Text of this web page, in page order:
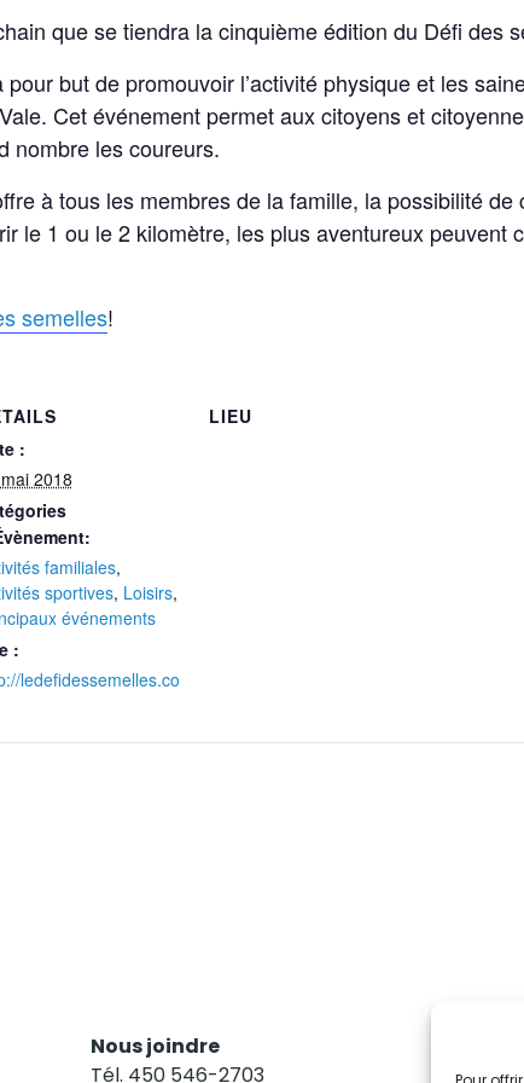
que se tiendra la cinquième édition du Défi des
pour but de promouvoir l’activité physique et les
Cet événement permet aux citoyens et
nombre les coureurs.
à tous les membres de la famille, la possibilité
le 1 ou le 2 kilomètre, les plus aventureux peuvent
semelles!
:
2018
familiales,
sportives, Loisirs,
événements
:
ledefidessemelles.co
LIEU
Nous joindre
Tél. 450 546-2703